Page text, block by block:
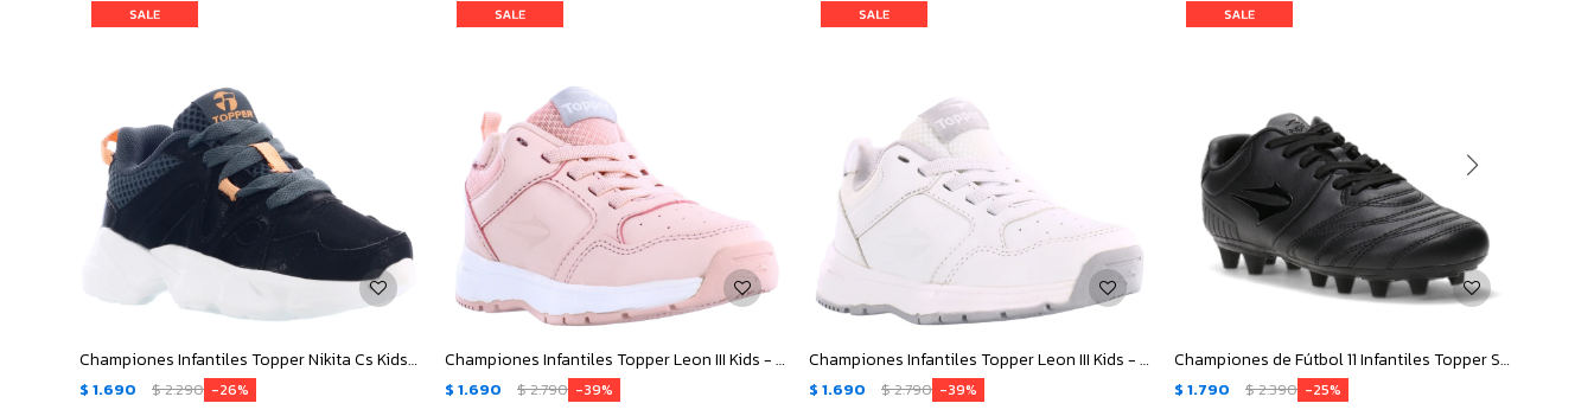
Championes Infantiles Topper Nikita Cs Kids - Negro - Gris
$ 1.690 $2.290 26
Championes Infantiles Topper Leon III Kids - Rosa
$ 1.690 $2.790 39
Championes Infantiles Topper Leon III Kids - Blanco - Gris
$ 1.690 $2.790 39
Championes de Fútbol 11 Infantiles Topper San Ciro - Negro
$ 1.790 $2.390 25